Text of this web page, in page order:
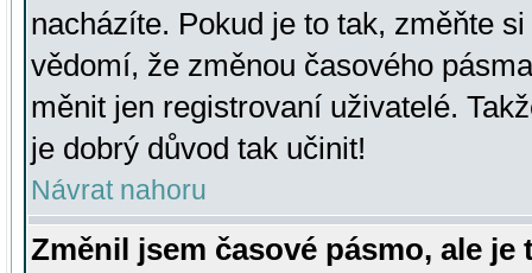
nacházíte. Pokud je to tak, změňte
vědomí, že změnou časového
měnit jen registrovaní uživatelé.
je dobrý důvod tak učinit!
Návrat nahoru
Změnil jsem časové pásmo, ale je